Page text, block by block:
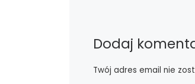
Dodaj
Twój adres email nie